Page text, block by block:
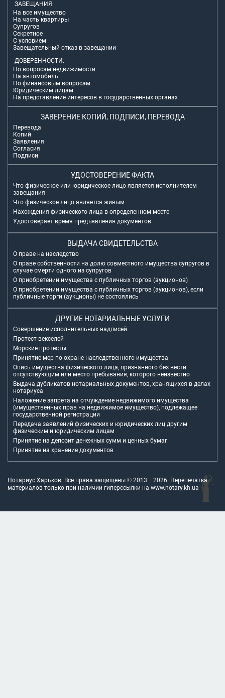
ЗАВЕЩАНИЯ:
На все имущество
На часть квартиры
Супругов
Секретное
С условием
Завещательный отказ в завещании
ДОВЕРЕННОСТИ:
По вопросам недвижимости
На автомобиль
По финансовым вопросам
Юридическим лицам
На представление интересов в государственных органах
ЗАВЕРЕНИЕ КОПИЙ, ПОДПИСИ, ПЕРЕВОДА
Перевода
Копий
Заявления
Согласия
Подписи
УДОСТОВЕРЕНИЕ ФАКТА
Что физическое или юридическое лицо является исполнителем
завещания
Что физическое лицо является живым
Нахождения физического лица в определенном месте
Удостоверяет время предъявления документов
ВЫДАЧА СВИДЕТЕЛЬСТВА
О праве на наследство
О праве собственности на долю совместного имущества супругов в
случае смерти одного из супругов
О приобретении имущества с публичных торгов (аукционов)
О приобретении имущества с публичных торгов (аукционов), если
публичные торги (аукционы) не состоялись
ДРУГИЕ НОТАРИАЛЬНЫЕ УСЛУГИ
Совершение исполнительных надписей
Протест векселей
Морские протесты
Принятие мер по охране наследственного имущества
Опись имущества физического лица, признанного без вести
отсутствующим или место пребывания, которого неизвестно
Выдача дубликатов нотариальных документов, хранящихся в делах
нотариуса
Наложение запрета на отчуждение недвижимого имущества
(имущественных прав на недвижимое имущество), подлежащее
государственной регистрации
Передача заявлений физических и юридических лиц другим
физическим и юридическим лицам
Принятие на депозит денежных сумм и ценных бумаг
Принятие на хранение документов
Нотариус Харьков. Все права защищены © 2013 – 2026. Перепечатка
материалов только при наличии гиперссылки на www.notary.kh.ua